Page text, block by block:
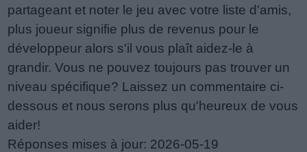
partageant et noter le jeu avec votre liste d'amis,
plus joueur signifie plus de revenus pour le
développeur alors s'il vous plaît aidez-le à
grandir. Vous ne pouvez toujours pas trouver un
niveau spécifique? Laissez un commentaire ci-
dessous et nous serons plus qu'heureux de vous
aider!
Réponses mises à jour: 2026-05-19